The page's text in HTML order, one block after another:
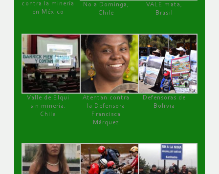
contra la minería
en México
No a Dominga,
Chile
VALE mata,
Brasil
Valle de Elqui
sin minería.
Chile
Atentan contra
la Defensora
Francisca
Márquez
Defensoras de
Bolivia